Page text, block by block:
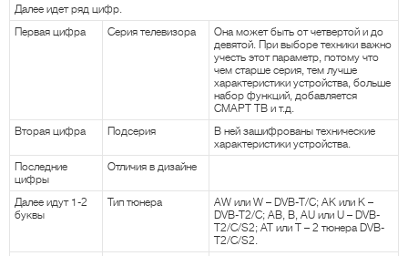
Далее идет ряд цифр.
Первая цифра
Серия телевизора
Она может быть от четвертой и до
девятой. При выборе техники важно
учесть этот параметр, потому что
чем старше серия, тем лучше
характеристики устройства, больше
набор функций, добавляется
СМАРТ ТВ и т.д.
Вторая цифра
Подсерия
В ней зашифрованы технические
характеристики устройства.
Последние
цифры
Отличия в дизайне
Далее идут 1-2
буквы
Тип тюнера
AW или W – DVB-T/C; AK или K –
DVB-T2/C; AB, B, AU или U – DVB-
T2/C/S2; AT или T – 2 тюнера DVB-
T2/C/S2.